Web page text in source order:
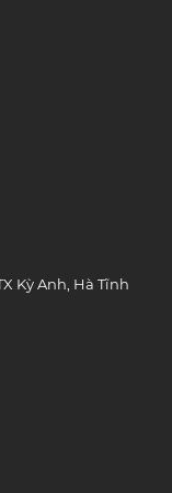
Kỳ Anh, Hà Tĩnh